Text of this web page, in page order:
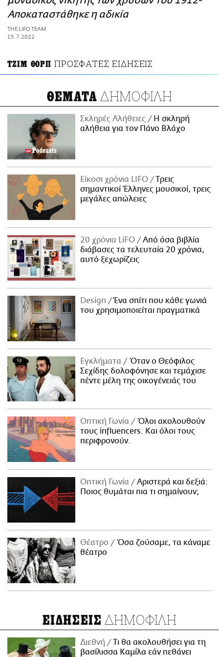
ΑΜΠΑ
PRINT
Αποκαταστάθηκε η αδικία
THE LIFO TEAM
15.7.2022
ΤΖΙΜ ΘΟΡΠ ΠΡΟΣΦΑΤΕΣ ΕΙΔΗΣΕΙΣ
ΘΕΜΑΤΑ ΔΗΜΟΦΙΛΗ
Σκληρές Αλήθειες
H σκληρή
αλήθεια για τον Πάνο Βλάχο
Είκοσι χρόνια LIFO
Tρεις
σημαντικοί Έλληνες μουσικοί, τρεις
μεγάλες απώλειες
20 χρόνια LiFO
Από όσα βιβλία
διάβασες τα τελευταία 20 χρόνια,
αυτό ξεχωρίζεις
Design
Ένα σπίτι που κάθε γωνιά
του χρησιμοποιείται πραγματικά
Εγκλήματα
Όταν ο Θεόφιλος
Σεχίδης δολοφόνησε και τεμάχισε
πέντε μέλη της οικογένειάς του
Οπτική Γωνία
Όλοι ακολουθούν
τους influencers. Και όλοι τους
περιφρονούν.
Οπτική Γωνία
Αριστερά και δεξιά:
Ποιος θυμάται πια τι σημαίνουν;
Θέατρο
Όσα ζούσαμε, τα κάναμε
θέατρο
ΕΙΔΗΣΕΙΣ ΔΗΜΟΦΙΛΗ
Διεθνή
Τι θα ακολουθήσει για τη
βασίλισσα Καμίλα εάν πεθάνει